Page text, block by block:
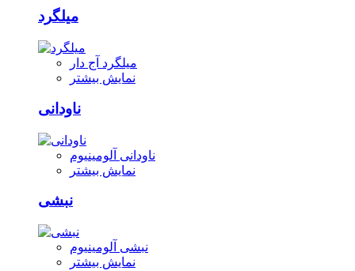
میلگرد
میلگرد آج دار
نمایش بیشتر
ناودانی
ناودانی آلومینیوم
نمایش بیشتر
نبشی
نبشی آلومینیوم
نمایش بیشتر